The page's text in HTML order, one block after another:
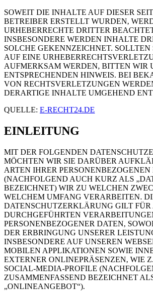
SOWEIT DIE INHALTE AUF DIESER
BETREIBER ERSTELLT WURDEN,
URHEBERRECHTE DRITTER
INSBESONDERE WERDEN INHALTE
SOLCHE GEKENNZEICHNET.
AUF EINE
AUFMERKSAM WERDEN, BITTEN WIR
ENTSPRECHENDEN HINWEIS. BEI
VON RECHTSVERLETZUNGEN
DERARTIGE INHALTE UMGEHEND
QUELLE: E-RECHT24.DE
EINLEITUNG
MIT DER FOLGENDEN
MÖCHTEN WIR SIE DARÜBER
ARTEN IHRER PERSONENBEZOGENEN
(NACHFOLGEND AUCH KURZ ALS
BEZEICHNET) WIR ZU WELCHEN
WELCHEM UMFANG VERARBEITEN.
DATENSCHUTZERKLÄRUNG GILT
DURCHGEFÜHRTEN
PERSONENBEZOGENER DATEN,
DER ERBRINGUNG UNSERER
INSBESONDERE AUF UNSEREN
MOBILEN APPLIKATIONEN SOWIE
EXTERNER ONLINEPRÄSENZEN, WIE
SOCIAL-MEDIA-PROFILE
ZUSAMMENFASSEND BEZEICHNET
„ONLINEANGEBOT“).